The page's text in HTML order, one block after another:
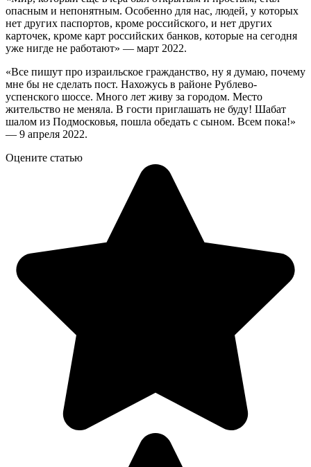
опасным и непонятным. Особенно для нас, людей, у которых
нет других паспортов, кроме российского, и нет других
карточек, кроме карт российских банков, которые на сегодня
уже нигде не работают» — март 2022.
«Все пишут про израильское гражданство, ну я думаю, почему
мне бы не сделать пост. Нахожусь в районе Рублево-
успенского шоссе. Много лет живу за городом. Место
жительство не меняла. В гости приглашать не буду! Шабат
шалом из Подмосковья, пошла обедать с сыном. Всем пока!»
— 9 апреля 2022.
Оцените статью